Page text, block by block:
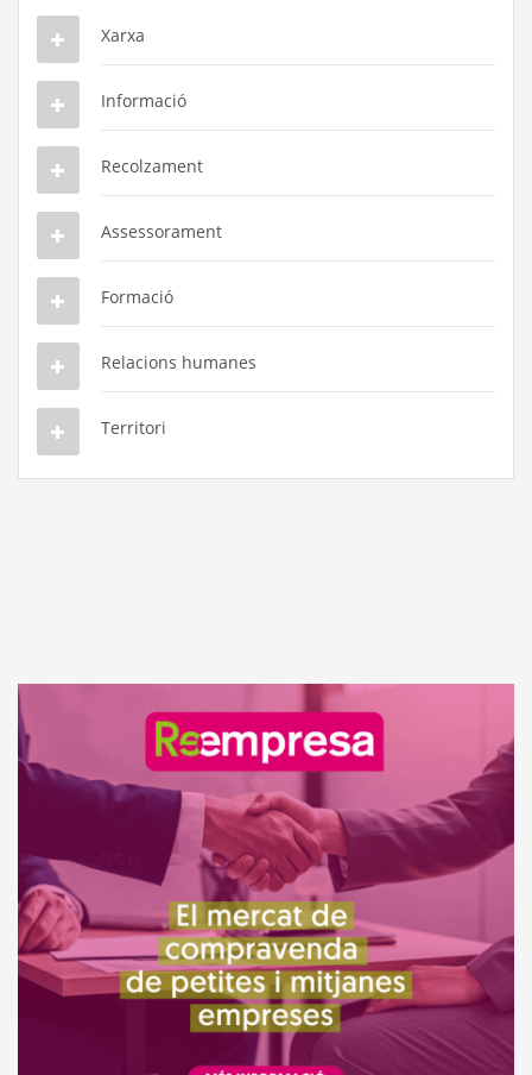
Xarxa
Informació
Recolzament
Assessorament
Formació
Relacions humanes
Territori